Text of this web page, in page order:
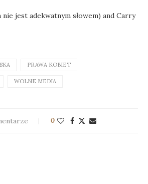
jest adekwatnym słowem) and Carry
PRAWA KOBIET
WOLNE MEDIA
0